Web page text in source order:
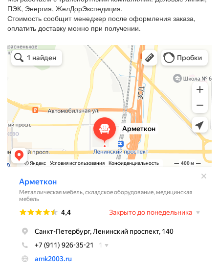
ПЭК, Энергия, ЖелДорЭкспедиция.
Стоимость сообщит менеджер после оформления заказа,
оплатить доставку можно при получении.
Арметкон
Металлическая мебель в Санкт‑Петербурге
Торговое оборудование в Санкт‑Петербурге